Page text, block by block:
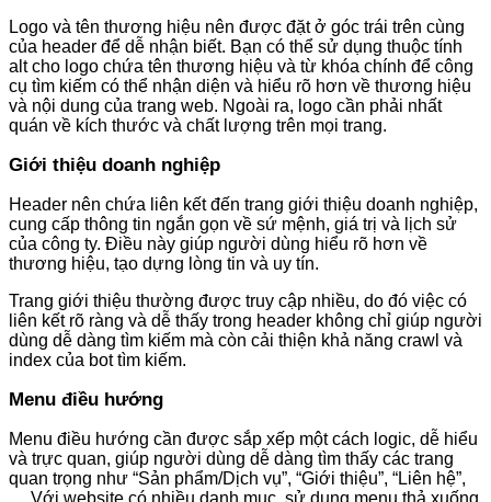
Logo và tên thương hiệu nên được đặt ở góc trái trên cùng
của header để dễ nhận biết. Bạn có thể sử dụng thuộc tính
alt cho logo chứa tên thương hiệu và từ khóa chính để công
cụ tìm kiếm có thể nhận diện và hiểu rõ hơn về thương hiệu
và nội dung của trang web. Ngoài ra, logo cần phải nhất
quán về kích thước và chất lượng trên mọi trang.
Giới thiệu doanh nghiệp
Header nên chứa liên kết đến trang giới thiệu doanh nghiệp,
cung cấp thông tin ngắn gọn về sứ mệnh, giá trị và lịch sử
của công ty. Điều này giúp người dùng hiểu rõ hơn về
thương hiệu, tạo dựng lòng tin và uy tín.
Trang giới thiệu thường được truy cập nhiều, do đó việc có
liên kết rõ ràng và dễ thấy trong header không chỉ giúp người
dùng dễ dàng tìm kiếm mà còn cải thiện khả năng crawl và
index của bot tìm kiếm.
Menu điều hướng
Menu điều hướng cần được sắp xếp một cách logic, dễ hiểu
và trực quan, giúp người dùng dễ dàng tìm thấy các trang
quan trọng như “Sản phẩm/Dịch vụ”, “Giới thiệu”, “Liên hệ”,